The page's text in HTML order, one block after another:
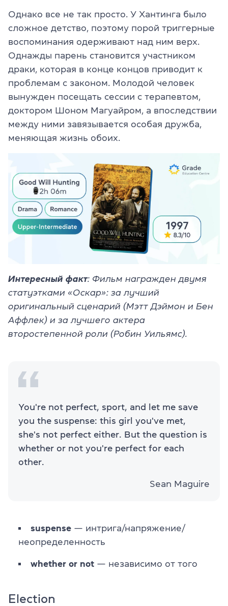
Однако все не так просто. У Хантинга было
сложное детство, поэтому порой триггерные
воспоминания одерживают над ним верх.
Однажды парень становится участником
драки, которая в конце концов приводит к
проблемам с законом. Молодой человек
вынужден посещать сессии с терапевтом,
доктором Шоном Магуайром, а впоследствии
между ними завязывается особая дружба,
меняющая жизнь обоих.
Интересный факт: Фильм награжден двумя
статуэтками «Оскар»: за лучший
оригинальный сценарий (Мэтт Дэймон и Бен
Аффлек) и за лучшего актера
второстепенной роли (Робин Уильямс).
You're not perfect, sport, and let me save
you the suspense: this girl you've met,
she's not perfect either. But the question is
whether or not you're perfect for each
other.
Sean Maguire
suspense — интрига/напряжение/
неопределенность
whether or not — независимо от того
Election